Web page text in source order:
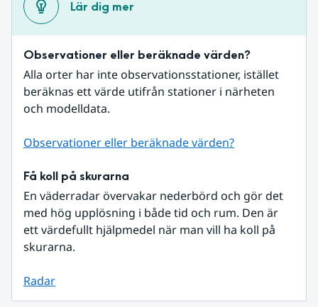
Lär dig mer
Observationer eller beräknade värden?
Alla orter har inte observationsstationer, istället
beräknas ett värde utifrån stationer i närheten
och modelldata.
Observationer eller beräknade värden?
Få koll på skurarna
En väderradar övervakar nederbörd och gör det
med hög upplösning i både tid och rum. Den är
ett värdefullt hjälpmedel när man vill ha koll på
skurarna.
Radar